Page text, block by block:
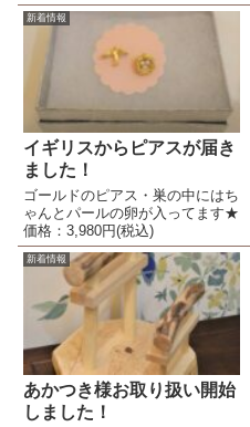
新着情報
イギリスからピアスが届き
ました！
ゴールドのピアス・巣の中にはち
ゃんとパールの卵が入ってます★
価格：3,980円(税込)
新着情報
あかつき様お取り扱い開始
しました！